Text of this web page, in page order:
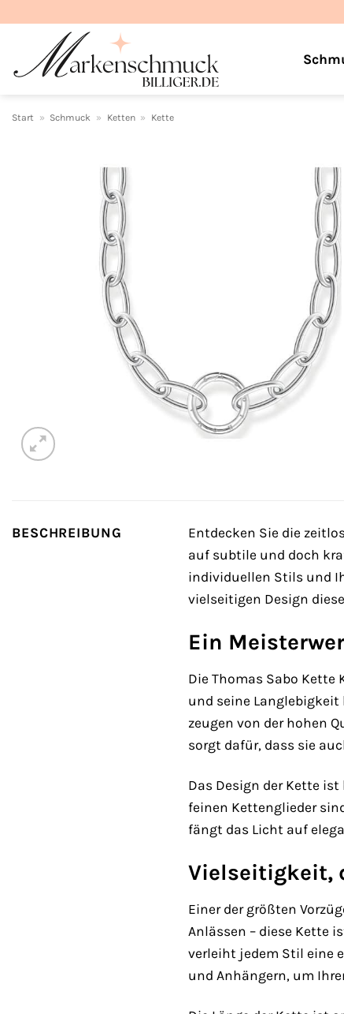
springen
Start » Schmuck » Ketten » Kette
BESCHREIBUNG Entdecken Sie die
auf subtile und doch
individuellen Stils und
vielseitigen Design
Ein
Die Thomas Sabo Kette
und seine
zeugen von der hohen
sorgt dafür, dass sie
Das Design der Kette
feinen Kettenglieder
fängt das Licht auf
Vielseitigkeit,
Einer der größten
Anlässen – diese Kette
verleiht jedem Stil eine
und Anhängern, um